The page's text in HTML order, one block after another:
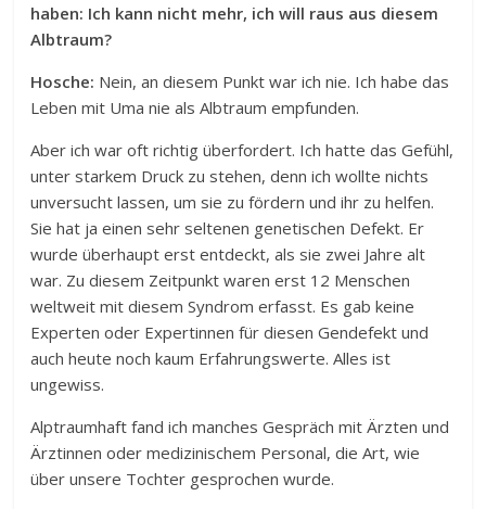
haben: Ich kann nicht mehr, ich will raus aus diesem
Albtraum?
Hosche: Nein, an diesem Punkt war ich nie. Ich habe das
Leben mit Uma nie als Albtraum empfunden.
Aber ich war oft richtig überfordert. Ich hatte das Gefühl,
unter starkem Druck zu stehen, denn ich wollte nichts
unversucht lassen, um sie zu fördern und ihr zu helfen.
Sie hat ja einen sehr seltenen genetischen Defekt. Er
wurde überhaupt erst entdeckt, als sie zwei Jahre alt
war. Zu diesem Zeitpunkt waren erst 12 Menschen
weltweit mit diesem Syndrom erfasst. Es gab keine
Experten oder Expertinnen für diesen Gendefekt und
auch heute noch kaum Erfahrungswerte. Alles ist
ungewiss.
Alptraumhaft fand ich manches Gespräch mit Ärzten und
Ärztinnen oder medizinischem Personal, die Art, wie
über unsere Tochter gesprochen wurde.